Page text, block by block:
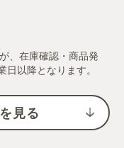
、在庫確認・商品発
以降となります。
見る